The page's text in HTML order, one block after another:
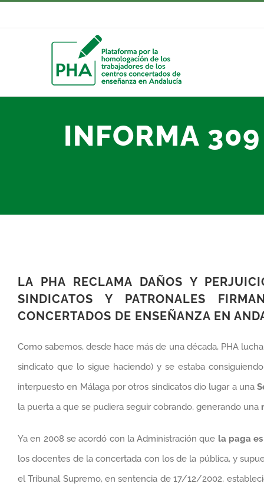
al
INFORMA
LA PHA RECLAMA DAÑOS Y
SINDICATOS Y PATRONALES
CONCERTADOS DE ENSEÑANZA EN
Como sabemos, desde hace más de una década, PHA
sindicato que lo sigue haciendo) y se estaba
interpuesto en Málaga por otros sindicatos dio lugar a una
la puerta a que se pudiera seguir cobrando, generando una
Ya en 2008 se acordó con la Administración que la paga
los docentes de la concertada con los de la pública, y
el Tribunal Supremo, en sentencia de 17/12/2002,